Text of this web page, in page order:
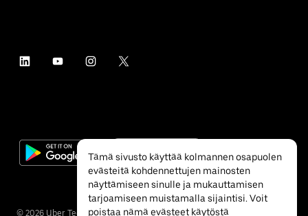
© 2026 Uber Technologies Inc.
Tämä sivusto käyttää kolmannen osapuolen
evästeitä kohdennettujen mainosten
näyttämiseen sinulle ja mukauttamisen
tarjoamiseen muistamalla sijaintisi. Voit
poistaa nämä evästeet käytöstä